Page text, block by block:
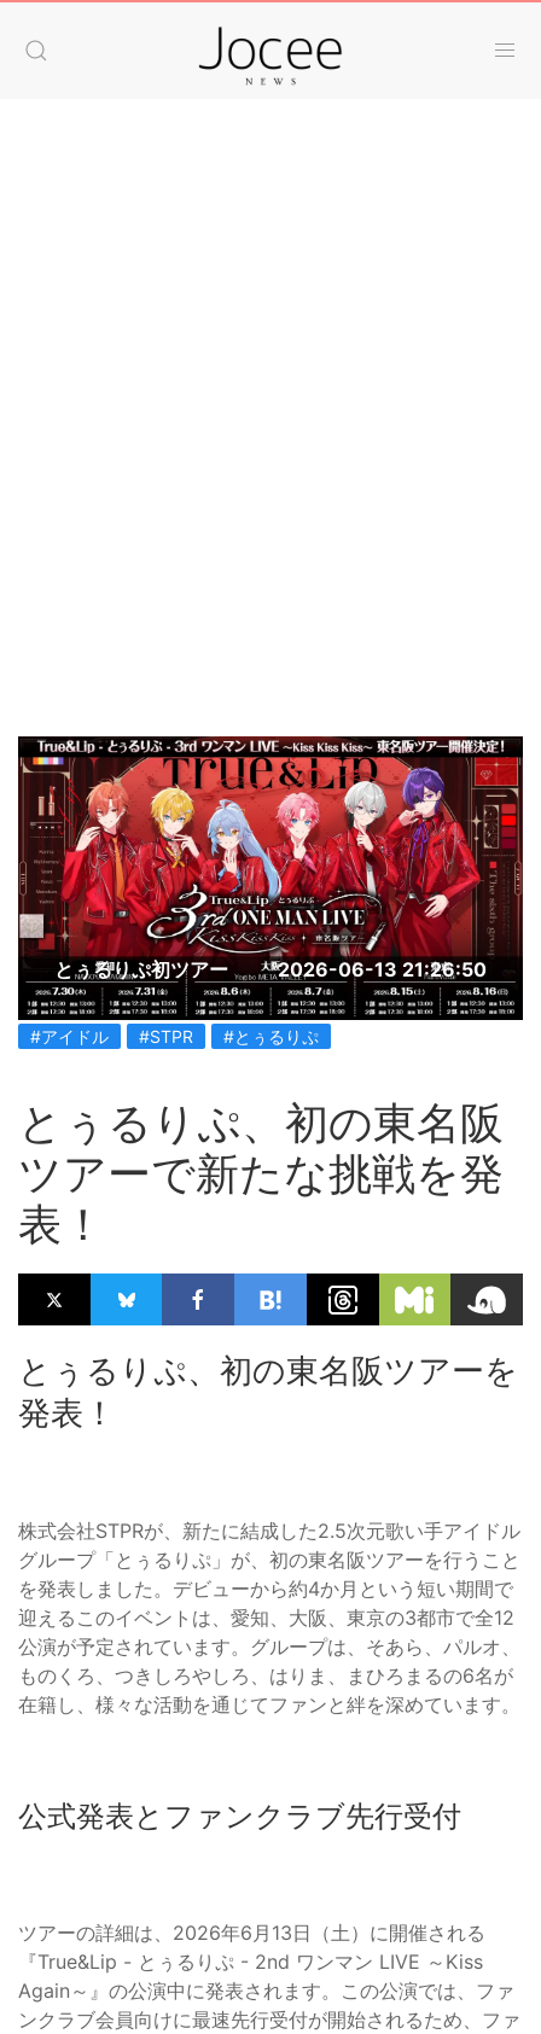
とぅるりぷ初ツアー 2026-06-13 21:26:50
#アイドル #STPR #とぅるりぷ
とぅるりぷ、初の東名阪
ツアーで新たな挑戦を発
表！
とぅるりぷ、初の東名阪ツアーを
発表！
株式会社STPRが、新たに結成した2.5次元歌い手アイドル
グループ「とぅるりぷ」が、初の東名阪ツアーを行うこと
を発表しました。デビューから約4か月という短い期間で
迎えるこのイベントは、愛知、大阪、東京の3都市で全12
公演が予定されています。グループは、そあら、パルオ、
ものくろ、つきしろやしろ、はりま、まひろまるの6名が
在籍し、様々な活動を通じてファンと絆を深めています。
公式発表とファンクラブ先行受付
ツアーの詳細は、2026年6月13日（土）に開催される
『True&Lip - とぅるりぷ - 2nd ワンマン LIVE ～Kiss
Again～』の公演中に発表されます。この公演では、ファ
ンクラブ会員向けに最速先行受付が開始されるため、ファ